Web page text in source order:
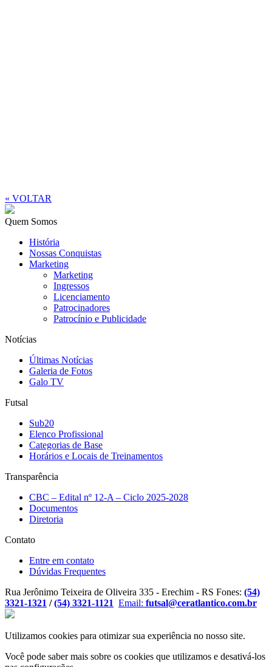
« VOLTAR
Quem Somos
História
Nossas Conquistas
Marketing
Marketing
Ingressos
Licenciamento
Patrocinadores
Patrocínio e Publicidade
Notícias
Últimas Notícias
Galeria de Fotos
Galo TV
Futsal
Sub20
Elenco Profissional
Categorias de Base
Horários e Locais de Treinamentos
Transparência
CBC – Edital nº 12-A – Ciclo 2025-2028
Documentos
Diretoria
Contato
Entre em contato
Dúvidas Frequentes
Rua Jerônimo Teixeira de Oliveira 335 - Erechim - RS Fones: (54)
3321-1321 /(54) 3321-1121 Email: futsal@ceratlantico.com.br
Utilizamos cookies para otimizar sua experiência no nosso site.
Você pode saber mais sobre os cookies que utilizamos e desativá-los